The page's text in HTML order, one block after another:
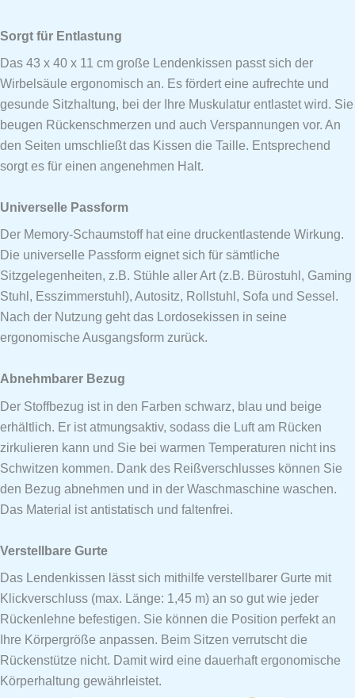
Sorgt für Entlastung
Das 43 x 40 x 11 cm große Lendenkissen passt sich der
Wirbelsäule ergonomisch an. Es fördert eine aufrechte und
gesunde Sitzhaltung, bei der Ihre Muskulatur entlastet wird. Sie
beugen Rückenschmerzen und auch Verspannungen vor. An
den Seiten umschließt das Kissen die Taille. Entsprechend
sorgt es für einen angenehmen Halt.
Universelle Passform
Der Memory-Schaumstoff hat eine druckentlastende Wirkung.
Die universelle Passform eignet sich für sämtliche
Sitzgelegenheiten, z.B. Stühle aller Art (z.B. Bürostuhl, Gaming
Stuhl, Esszimmerstuhl), Autositz, Rollstuhl, Sofa und Sessel.
Nach der Nutzung geht das Lordosekissen in seine
ergonomische Ausgangsform zurück.
Abnehmbarer Bezug
Der Stoffbezug ist in den Farben schwarz, blau und beige
erhältlich. Er ist atmungsaktiv, sodass die Luft am Rücken
zirkulieren kann und Sie bei warmen Temperaturen nicht ins
Schwitzen kommen. Dank des Reißverschlusses können Sie
den Bezug abnehmen und in der Waschmaschine waschen.
Das Material ist antistatisch und faltenfrei.
Verstellbare Gurte
Das Lendenkissen lässt sich mithilfe verstellbarer Gurte mit
Klickverschluss (max. Länge: 1,45 m) an so gut wie jeder
Rückenlehne befestigen. Sie können die Position perfekt an
Ihre Körpergröße anpassen. Beim Sitzen verrutscht die
Rückenstütze nicht. Damit wird eine dauerhaft ergonomische
Körperhaltung gewährleistet.